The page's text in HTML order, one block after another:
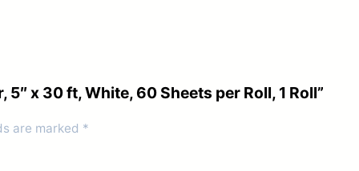
f
t
x 30 ft, White, 60 Sheets per Roll, 1 Roll”
are marked *